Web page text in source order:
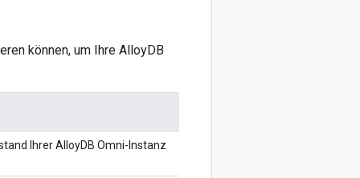
können, um Ihre AlloyDB
Ihrer AlloyDB Omni-Instanz